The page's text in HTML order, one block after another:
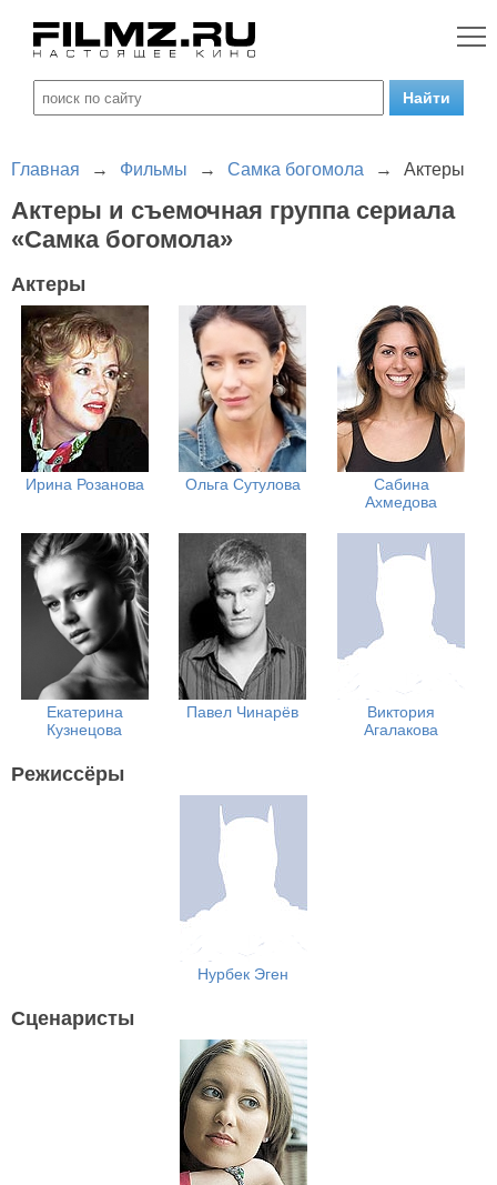
Главная → Фильмы → Самка богомола → Актеры
Актеры и съемочная группа сериала
«Самка богомола»
Актеры
Ирина Розанова Ольга Сутулова
Сабина
Ахмедова
Екатерина
Кузнецова
Павел Чинарёв
Виктория
Агалакова
Режиссёры
Нурбек Эген
Сценаристы